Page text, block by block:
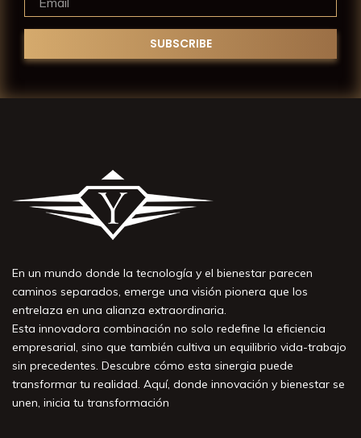
En un mundo donde la tecnología y el bienestar parecen
caminos separados, emerge una visión pionera que los
entrelaza en una alianza extraordinaria.
Esta innovadora combinación no solo redefine la eficiencia
empresarial, sino que también cultiva un equilibrio vida-trabajo
sin precedentes. Descubre cómo esta sinergia puede
transformar tu realidad. Aquí, donde innovación y bienestar se
unen, inicia tu transformación